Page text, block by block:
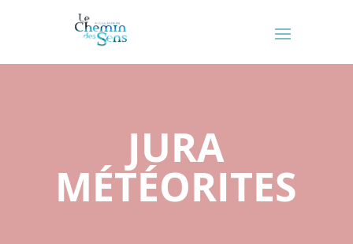
JURA
MÉTÉORITES